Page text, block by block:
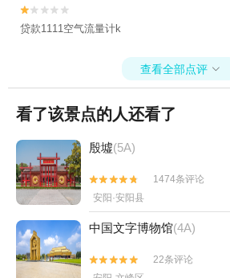


贷款1111空气流量计k
查看全部点评 
看了该景点的人还看了
殷墟(5A)


1474条评论
安阳·安阳县
中国文字博物馆(4A)


22条评论